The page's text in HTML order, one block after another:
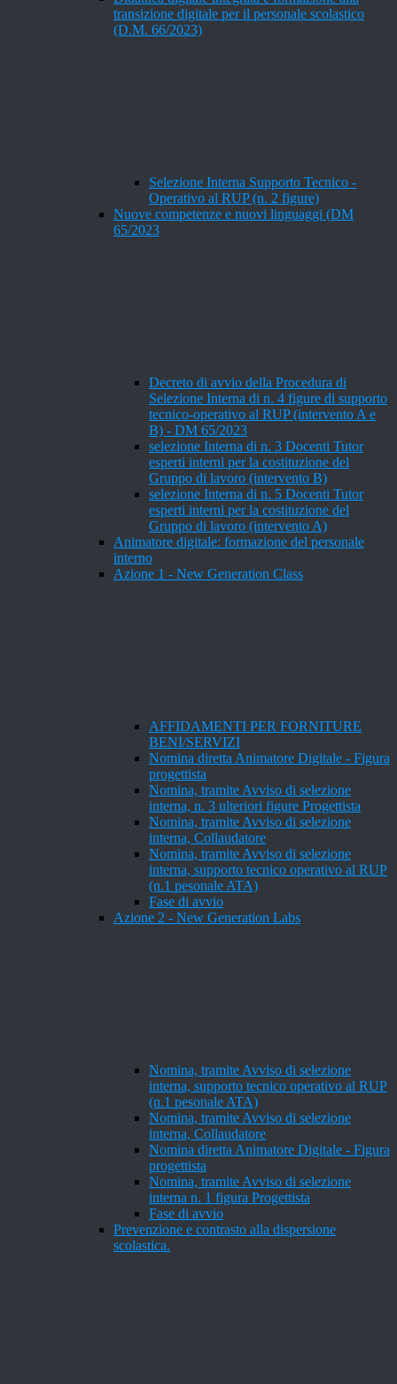
transizione digitale per il personale scolastico
(D.M. 66/2023)
Selezione Interna Supporto Tecnico -
Operativo al RUP (n. 2 figure)
Nuove competenze e nuovi linguaggi (DM
65/2023
Decreto di avvio della Procedura di
Selezione Interna di n. 4 figure di supporto
tecnico-operativo al RUP (intervento A e
B) - DM 65/2023
selezione Interna di n. 3 Docenti Tutor
esperti interni per la costituzione del
Gruppo di lavoro (intervento B)
selezione Interna di n. 5 Docenti Tutor
esperti interni per la costituzione del
Gruppo di lavoro (intervento A)
Animatore digitale: formazione del personale
interno
Azione 1 - New Generation Class
AFFIDAMENTI PER FORNITURE
BENI/SERVIZI
Nomina diretta Animatore Digitale - Figura
progettista
Nomina, tramite Avviso di selezione
interna, n. 3 ulteriori figure Progettista
Nomina, tramite Avviso di selezione
interna, Collaudatore
Nomina, tramite Avviso di selezione
interna, supporto tecnico operativo al RUP
(n.1 pesonale ATA)
Fase di avvio
Azione 2 - New Generation Labs
Nomina, tramite Avviso di selezione
interna, supporto tecnico operativo al RUP
(n.1 pesonale ATA)
Nomina, tramite Avviso di selezione
interna, Collaudatore
Nomina diretta Animatore Digitale - Figura
progettista
Nomina, tramite Avviso di selezione
interna n. 1 figura Progettista
Fase di avvio
Prevenzione e contrasto alla dispersione
scolastica.